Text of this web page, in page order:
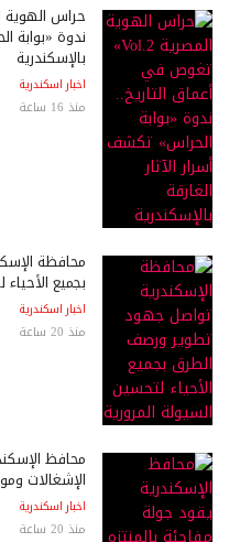
ندوة «بوابة
بالإسكندرية
اخبار اسكندرية
منذ 16 ساعة
محافظة
بجميع
اخبار اسكندرية
منذ 20 ساعة
محافظ
الإشغالات
اخبار اسكندرية
منذ 20 ساعة